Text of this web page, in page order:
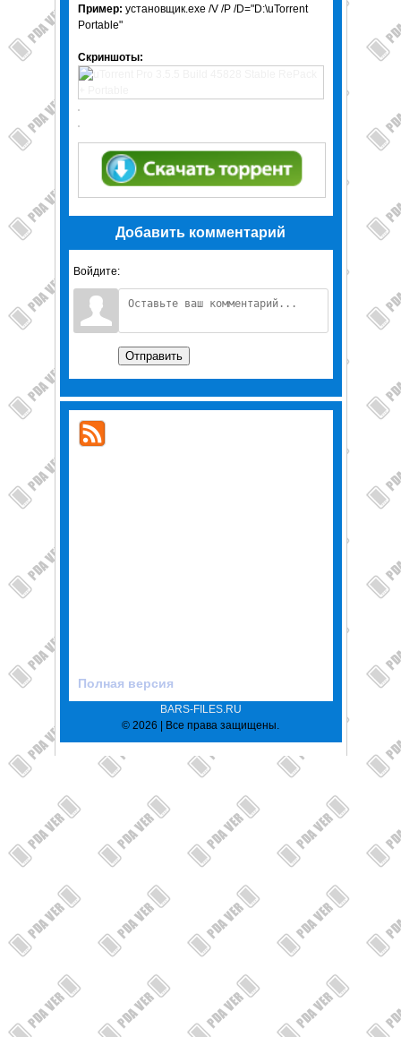
Пример: установщик.exe /V /P /D="D:\uTorrent
Portable"
Скриншоты:
Добавить комментарий
Войдите:
Отправить
Полная версия
BARS-FILES.RU
© 2026 | Все права защищены.